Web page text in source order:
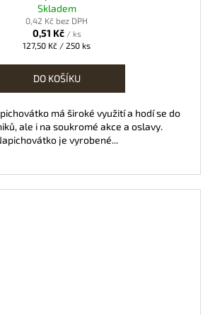
Skladem
0,42 Kč bez DPH
0,51 Kč / ks
Měrná
127,50 Kč / 250 ks
DO KOŠÍKU
má široké využití a hodí se do
ale i na soukromé akce a oslavy.
je vyrobené...